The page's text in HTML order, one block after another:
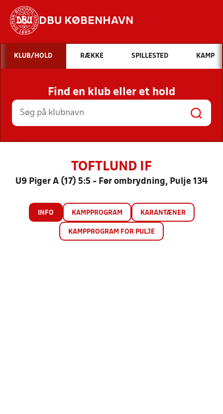
DBU KØBENHAVN
Hvad vil du søge efter?
INDHOLD OG NYHEDER
STILLINGER, RESULTATER, KLUBBER OG
HOLD
KLUB/HOLD RÆKKE SPILLESTED KAMP
Find en klub eller et hold
TOFTLUND IF
U9 Piger A (17) 5:5 - Før ombrydning, Pulje 134
INFO KAMPPROGRAM KARANTÆNER
KAMPPROGRAM FOR PULJE